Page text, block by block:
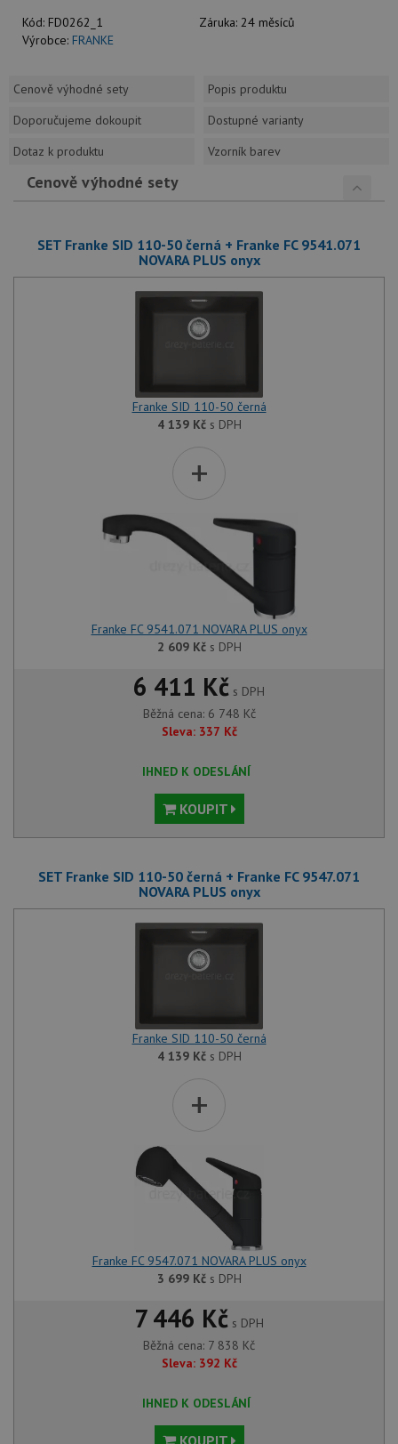
Kód: FD0262_1 Záruka: 24 měsíců
Výrobce: FRANKE
Cenově výhodné sety
Popis produktu
Doporučujeme dokoupit
Dostupné varianty
Dotaz k produktu
Vzorník barev
Cenově výhodné sety
SET Franke SID 110-50 černá + Franke FC 9541.071
NOVARA PLUS onyx
Franke SID 110-50 černá
4 139 Kčs DPH
+
Franke FC 9541.071 NOVARA PLUS onyx
2 609 Kčs DPH
6 411 Kč s DPH
Běžná cena: 6 748 Kč
Sleva: 337 Kč
IHNED K ODESLÁNÍ
KOUPIT
SET Franke SID 110-50 černá + Franke FC 9547.071
NOVARA PLUS onyx
Franke SID 110-50 černá
4 139 Kčs DPH
+
Franke FC 9547.071 NOVARA PLUS onyx
3 699 Kčs DPH
7 446 Kč s DPH
Běžná cena: 7 838 Kč
Sleva: 392 Kč
IHNED K ODESLÁNÍ
KOUPIT